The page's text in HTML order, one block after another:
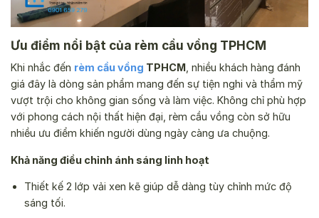
Ưu điểm nổi bật của rèm cầu vồng TPHCM
Khi nhắc đến rèm cầu vồng TPHCM, nhiều khách hàng đánh
giá đây là dòng sản phẩm mang đến sự tiện nghi và thẩm mỹ
vượt trội cho không gian sống và làm việc. Không chỉ phù hợp
với phong cách nội thất hiện đại, rèm cầu vồng còn sở hữu
nhiều ưu điểm khiến người dùng ngày càng ưa chuộng.
Khả năng điều chỉnh ánh sáng linh hoạt
Thiết kế 2 lớp vải xen kẽ giúp dễ dàng tùy chỉnh mức độ
sáng tối.